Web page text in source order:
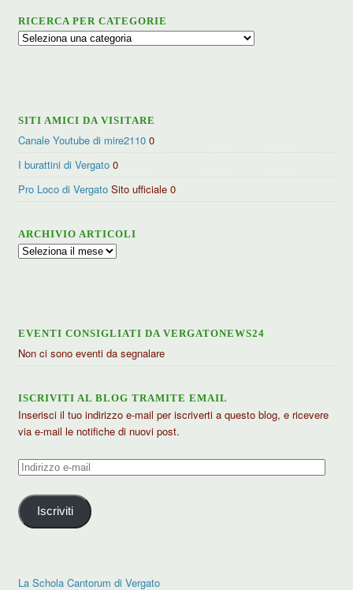
RICERCA PER CATEGORIE
Ricerca
SITI AMICI DA VISITARE
Canale Youtube di mire2110 0
I burattini di Vergato 0
Pro Loco di Vergato Sito ufficiale 0
ARCHIVIO ARTICOLI
Archivio
EVENTI CONSIGLIATI DA VERGATONEWS24
Non ci sono eventi da segnalare
ISCRIVITI AL BLOG TRAMITE EMAIL
Inserisci il tuo indirizzo e-mail per iscriverti a questo blog, e ricevere
via e-mail le notifiche di nuovi post.
Indirizzo
mail
Iscriviti
La Schola Cantorum di Vergato